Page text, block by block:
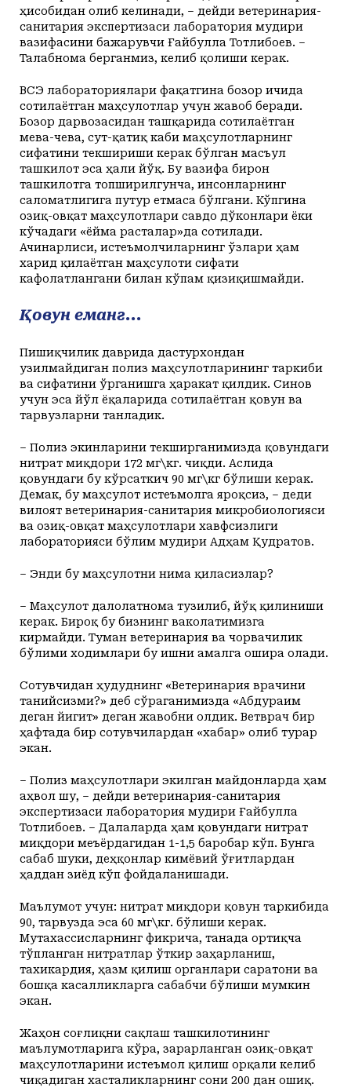
ҳисобидан олиб келинади, – дейди ветеринария-
санитария экспертизаси лаборатория мудири
вазифасини бажарувчи Ғайбулла Тотлибоев. –
Талабнома берганмиз, келиб қолиши керак.
ВСЭ лабораториялари фақатгина бозор ичида
сотилаётган маҳсулотлар учун жавоб беради.
Бозор дарвозасидан ташқарида сотилаётган
мева-чева, сут-қатиқ каби маҳсулотларнинг
сифатини текшириши керак бўлган масъул
ташкилот эса ҳали йўқ. Бу вазифа бирон
ташкилотга топширилгунча, инсонларнинг
саломатлигига путур етмаса бўлгани. Кўпгина
озиқ-овқат маҳсулотлари савдо дўконлари ёки
кўчадаги «ёйма расталар»да сотилади.
Ачинарлиси, истеъмолчиларнинг ўзлари ҳам
харид қилаётган маҳсулоти сифати
кафолатлангани билан кўпам қизиқишмайди.
Қовун еманг...
Пишиқчилик даврида дас­турхондан
узилмайдиган полиз маҳсулотларининг таркиби
ва сифатини ўрганишга ҳаракат қилдик. Синов
учун эса йўл ёқаларида сотилаётган қовун ва
тарвузларни танладик.
– Полиз экинларини текширганимизда қовундаги
нитрат миқдори 172 мг\кг. чиқди. Аслида
қовундаги бу кўрсаткич 90 мг\кг бўлиши керак.
Демак, бу маҳсулот истеъмолга яроқсиз, – деди
вилоят ветеринария-санитария микробиологияси
ва озиқ-овқат маҳсулотлари хавфсизлиги
лабораторияси бўлим мудири Адҳам Қудратов.
– Энди бу маҳсулотни нима қиласизлар?
– Маҳсулот далолатнома тузилиб, йўқ қилиниши
керак. Бироқ бу бизнинг ваколатимизга
кирмайди. Туман ветеринария ва чорвачилик
бўлими ходимлари бу ишни амалга ошира олади.
Сотувчидан ҳудуднинг «Ветеринария врачини
танийсизми?» деб сўраганимизда «Абдураим
деган йигит» деган жавобни олдик. Ветврач бир
ҳафтада бир сотувчилардан «хабар» олиб турар
экан.
– Полиз маҳсулотлари экилган майдонларда ҳам
аҳвол шу, – дейди ветеринария-санитария
экспертизаси лаборатория мудири Ғайбулла
Тотлибоев. – Далаларда ҳам қовундаги нитрат
миқдори меъёрдагидан 1-1,5 баробар кўп. Бунга
сабаб шуки, деҳқонлар кимёвий ўғитлардан
ҳаддан зиёд кўп фойдаланишади.
Маълумот учун: нитрат миқдори қовун таркибида
90, тарвузда эса 60 мг\кг. бўлиши керак.
Мутахассисларнинг фикрича, танада ортиқча
тўпланган нитратлар ўткир заҳарланиш,
тахикардия, ҳазм қилиш органлари саратони ва
бошқа касалликларга сабабчи бўлиши мумкин
экан.
Жаҳон соғлиқни сақлаш ташкилотининг
маълумотларига кўра, зарарланган озиқ-овқат
маҳсулотларини истеъмол қилиш орқали келиб
чиқадиган хасталикларнинг сони 200 дан ошиқ.